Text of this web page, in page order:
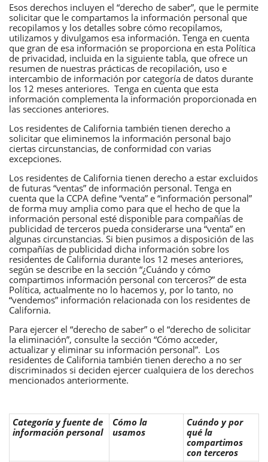
Esos derechos incluyen el “derecho de saber”, que le permite
solicitar que le compartamos la información personal que
recopilamos y los detalles sobre cómo recopilamos,
utilizamos y divulgamos esa información. Tenga en cuenta
que gran de esa información se proporciona en esta Política
de privacidad, incluida en la siguiente tabla, que ofrece un
resumen de nuestras prácticas de recopilación, uso e
intercambio de información por categoría de datos durante
los 12 meses anteriores. Tenga en cuenta que esta
información complementa la información proporcionada en
las secciones anteriores.
Los residentes de California también tienen derecho a
solicitar que eliminemos la información personal bajo
ciertas circunstancias, de conformidad con varias
excepciones.
Los residentes de California tienen derecho a estar excluidos
de futuras “ventas” de información personal. Tenga en
cuenta que la CCPA define “venta” e “información personal”
de forma muy amplia como para que el hecho de que la
información personal esté disponible para compañías de
publicidad de terceros pueda considerarse una “venta” en
algunas circunstancias. Si bien pusimos a disposición de las
compañías de publicidad dicha información sobre los
residentes de California durante los 12 meses anteriores,
según se describe en la sección “¿Cuándo y cómo
compartimos información personal con terceros?” de esta
Política, actualmente no lo hacemos y, por lo tanto, no
“vendemos” información relacionada con los residentes de
California.
Para ejercer el “derecho de saber” o el “derecho de solicitar
la eliminación”, consulte la sección “Cómo acceder,
actualizar y eliminar su información personal”. Los
residentes de California también tienen derecho a no ser
discriminados si deciden ejercer cualquiera de los derechos
mencionados anteriormente.
Categoría y fuente de
información personal
Cómo la
usamos
Cuándo y por
qué la
compartimos
con terceros